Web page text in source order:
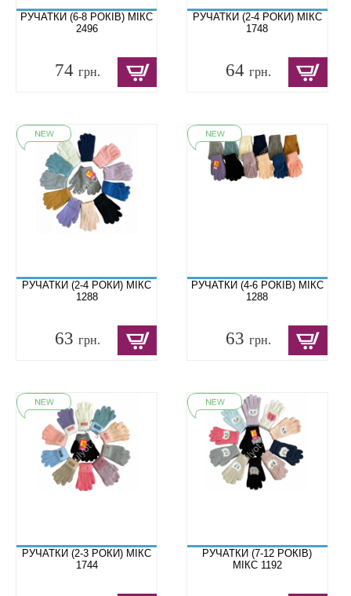
РУЧАТКИ (6-8 РОКІВ) МІКС
2496
74грн.
РУЧАТКИ (2-4 РОКИ) МІКС
1748
64 грн.
РУЧАТКИ (2-4 РОКИ) МІКС
1288
63грн.
РУЧАТКИ (4-6 РОКІВ) МІКС
1288
63 грн.
РУЧАТКИ (2-3 РОКИ) МІКС
1744
РУЧАТКИ (7-12 РОКІВ)
МІКС 1192